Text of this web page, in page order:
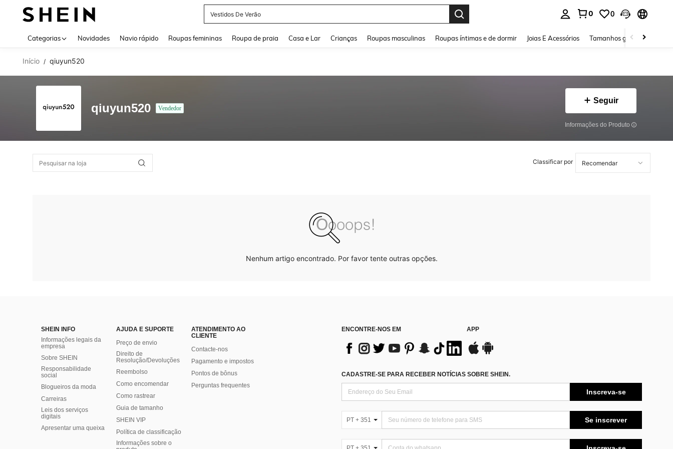
Vestidos De Verão
0 0
Categorias Novidades Navio rápido Roupas femininas Roupa de praia Casa e Lar Crianças Roupas masculinas Roupas íntimas e de dormir Joias E Acessórios Tamanhos grandes
Início / qiuyun520
qiuyun520 Vendedor
Seguir
Informações do Produto
Classificar por
Nenhum artigo encontrado. Por favor tente outras opções.
SHEIN INFO
Informações legais da
empresa
Sobre SHEIN
Responsabilidade
social
Blogueiros da moda
Carreiras
Leis dos serviços
digitais
Apresentar uma queixa
AJUDA E SUPORTE
Preço de envio
Direito de
Resolução/Devoluções
Reembolso
Como encomendar
Como rastrear
Guia de tamanho
SHEIN VIP
Política de classificação
​Informações sobre o
ATENDIMENTO AO
CLIENTE
Contacte-nos
Pagamento e impostos
Pontos de bônus
Perguntas frequentes
ENCONTRE-NOS EM APP
CADASTRE-SE PARA RECEBER NOTÍCIAS SOBRE SHEIN.
Inscreva-se
PT + 351 Se inscrever